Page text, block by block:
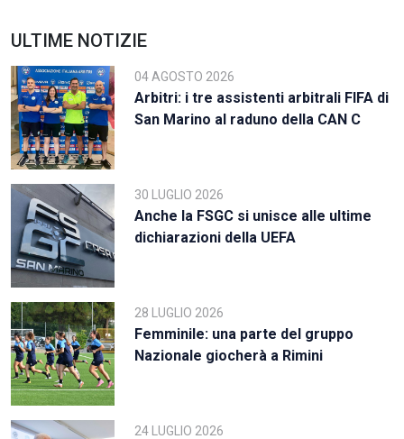
ULTIME NOTIZIE
04 AGOSTO 2026
Arbitri: i tre assistenti arbitrali FIFA di
San Marino al raduno della CAN C
30 LUGLIO 2026
Anche la FSGC si unisce alle ultime
dichiarazioni della UEFA
28 LUGLIO 2026
Femminile: una parte del gruppo
Nazionale giocherà a Rimini
24 LUGLIO 2026